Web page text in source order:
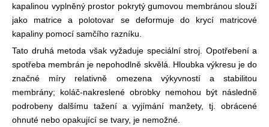
kapalinou vyplněný prostor pokrytý gumovou membránou slouží
jako matrice a polotovar se deformuje do krycí matricové
kapaliny pomocí samčího razníku.
Tato druhá metoda však vyžaduje speciální stroj. Opotřebení a
spotřeba membrán je nepohodlně skvělá. Hloubka výkresu je do
značné míry relativně omezena výkyvností a stabilitou
membrány; koláč-nakreslené obrobky nemohou být následně
podrobeny dalšímu tažení a vyjímání manžety, tj. obrácené
ohnuté nebo opakující se tvary, je nemožné.